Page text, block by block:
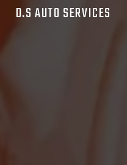
D.S AUTO SERVICES